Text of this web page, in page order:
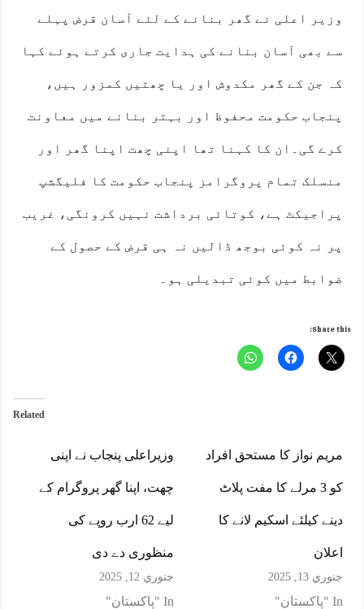
وزیر اعلی نے گھر بنانے کے لئے آسان قرض پہلے
سے بھی آسان بنانے کی ہدایت جاری کرتے ہوئے کہا
کہ جن کے گھر مکدوش اور یا چھتیں کمزور ہیں،
پنجاب حکومت محفوظ اور بہتر بنانے میں معاونت
کرے گی۔ان کا کہنا تھا اپنی چھت اپنا گھر اور
منسلک تمام پروگرامز پنجاب حکومت کا فلیگشپ
پراجیکٹ ہے، کوتائی برداشت نہیں کرونگی، غریب
پر نہ کوئی بوجھ ڈالیں نہ ہی قرض کے حصول کے
ضوابط میں کوئی تبدیلی ہو۔
Share this:
Related
وزیراعلی پنجاب نے اپنی
چھت، اپنا گھر پروگرام کے
لیے 62 ارب روپے کی
منظوری دے دی
جنوري 12, 2025
In "پاکستان"
مریم نواز کا مستحق افراد
کو 3 مرلے کا مفت پلاٹ
دینے کیلئے اسکیم لانے کا
اعلان
جنوري 13, 2025
In "پاکستان"